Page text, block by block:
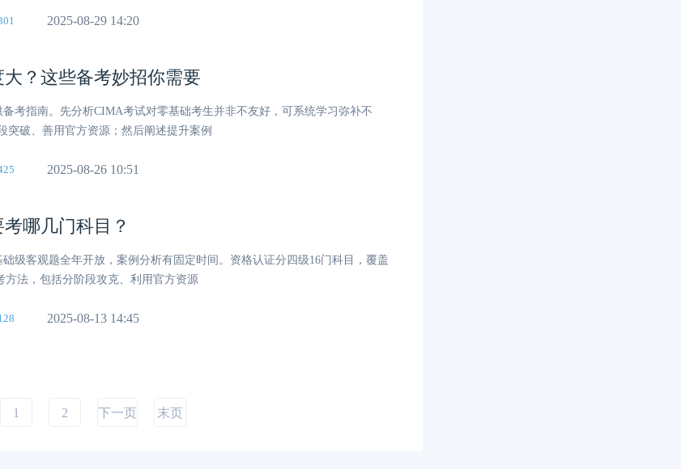
2025-08-29 14:20
？这些备考妙招你需要
考指南。先分析CIMA考试对零基础考生并非不友好，可系统学习弥补不
突破、善用官方资源；然后阐述提升案例
2025-08-26 10:51
哪几门科目？
级客观题全年开放，案例分析有固定时间。资格认证分四级16门科目，覆盖
法，包括分阶段攻克、利用官方资源
2025-08-13 14:45
1 2 下一页 末页